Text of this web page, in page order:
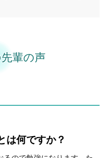
輩の声
は何ですか？